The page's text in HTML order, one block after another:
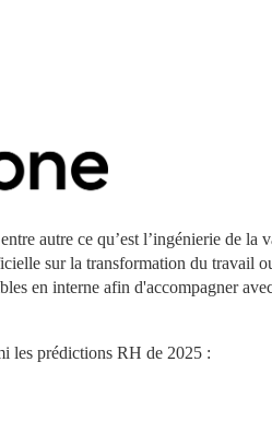
autre ce qu’est l’ingénierie de la
sur la transformation du travail
en interne afin d'accompagner
les prédictions RH de 2025 :